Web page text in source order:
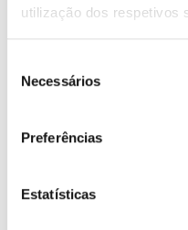
utilização dos respetivos
Necessários
Preferências
Estatísticas
8,85€